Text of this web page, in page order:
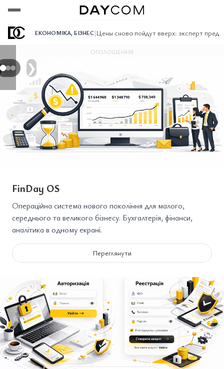
ЕКОНОМІКА, БІЗНЕС|Цены снова пойдут вверх: эксперт
❯
ОГОЛОШЕННЯ
FinDay OS
Операційна система нового покоління для малого,
середнього та великого бізнесу. Бухгалтерія, фінанси,
аналітика в одному екрані.
Переглянути